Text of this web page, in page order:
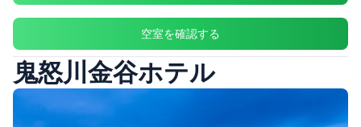
空室を確認する
鬼怒川金谷ホテル